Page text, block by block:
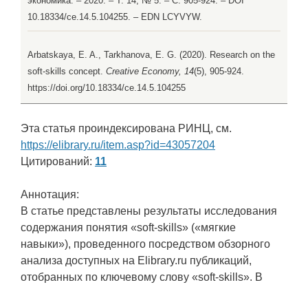
10.18334/ce.14.5.104255. – EDN LCYVYW.
Arbatskaya, E. A., Tarkhanova, E. G. (2020). Research on the
soft-skills concept. Creative Economy, 14(5), 905-924.
https://doi.org/10.18334/ce.14.5.104255
Эта статья проиндексирована РИНЦ, см.
https://elibrary.ru/item.asp?id=43057204
Цитирований: 11
Аннотация:
В статье представлены результаты исследования
содержания понятия «soft-skills» («мягкие
навыки»), проведенного посредством обзорного
анализа доступных на Elibrary.ru публикаций,
отобранных по ключевому слову «soft-skills». В